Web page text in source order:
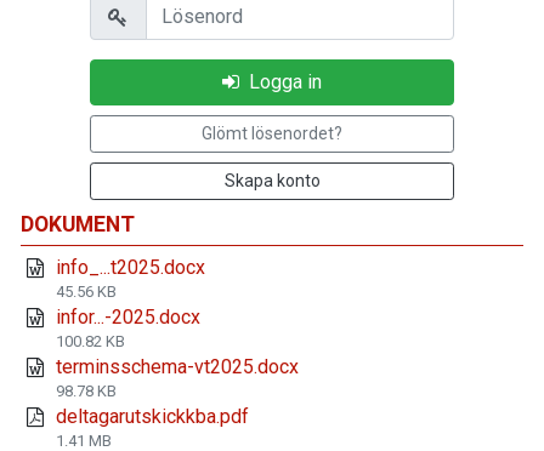
DOKUMENT
info_...t2025.docx
45.56 KB
infor...-2025.docx
100.82 KB
terminsschema-vt2025.docx
98.78 KB
deltagarutskickkba.pdf
1.41 MB
Lösenord
Logga in
Glömt lösenordet?
Skapa konto